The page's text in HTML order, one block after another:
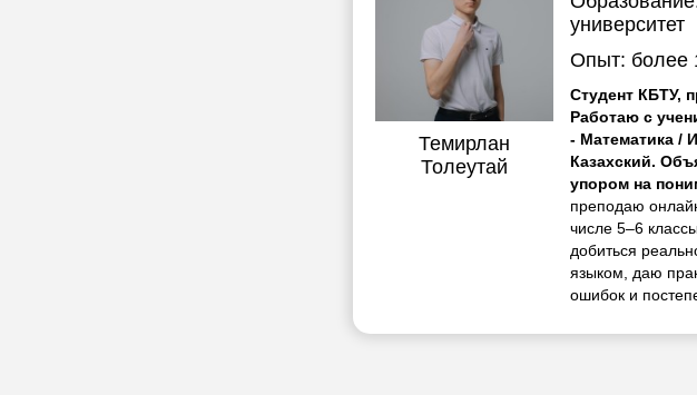
Темирлан
Толеутай
университет
Опыт: более
Студент КБТУ,
Работаю с
- Математика /
Казахский.
упором на
преподаю
числе 5–6
добиться
языком, даю
ошибок и